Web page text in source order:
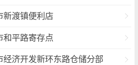
新渡镇便利店
和平路寄存点
济开发新环东路仓储分部